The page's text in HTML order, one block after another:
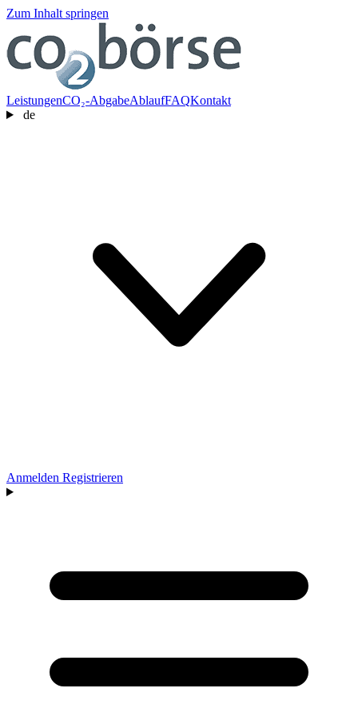
Zum Inhalt springen
LeistungenCO₂-AbgabeAblaufFAQKontakt
de
Anmelden Registrieren